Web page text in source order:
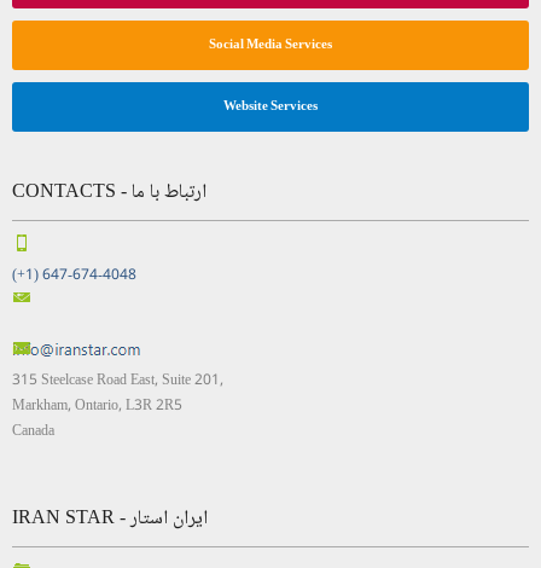
Social Media Services
Website Services
CONTACTS - ارتباط با ما
(+1) 647-674-4048
315 Steelcase Road East, Suite 201,
Markham, Ontario, L3R 2R5
Canada
IRAN STAR - ایران استار